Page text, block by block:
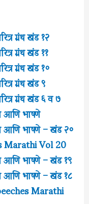
ग्रंथ खंड १२
ग्रंथ खंड ११
ग्रंथ खंड १०
ग्रंथ खंड ९
ग्रंथ खंड ६ व ७
भाषणे
भाषणे – खंड २०
Marathi Vol 20
भाषणे – खंड १९
भाषणे – खंड १८
Marathi